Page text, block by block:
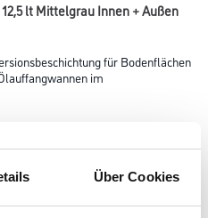
Über Cookies
lt Mittelgrau Innen + Außen
für Bodenflächen
im